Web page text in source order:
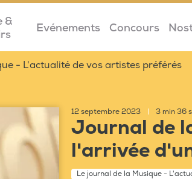
&
Evénements Concours
- L'actualité de vos artistes préférés
12 septembre 2023 3 min 36
Journal de
l'arrivée
Le journal de la Musique -